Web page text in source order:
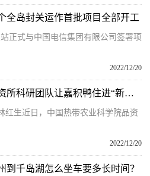
全岛封关运作首批项目全部开工
正式与中国电信集团有限公司签署项
2022/12/20
当前消息！中国热科院品资所科研团队让嘉积鸭住进“新套间”
红生近日，中国热带农业科学院品资
2022/12/20
到千岛湖怎么坐车要多长时间？